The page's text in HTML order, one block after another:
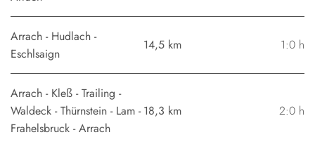
Arrach - Hudlach -
Eschlsaign
14,5 km 1:0 h
Arrach - Kleß - Trailing -
Waldeck - Thürnstein - Lam -
Frahelsbruck - Arrach
18,3 km 2:0 h